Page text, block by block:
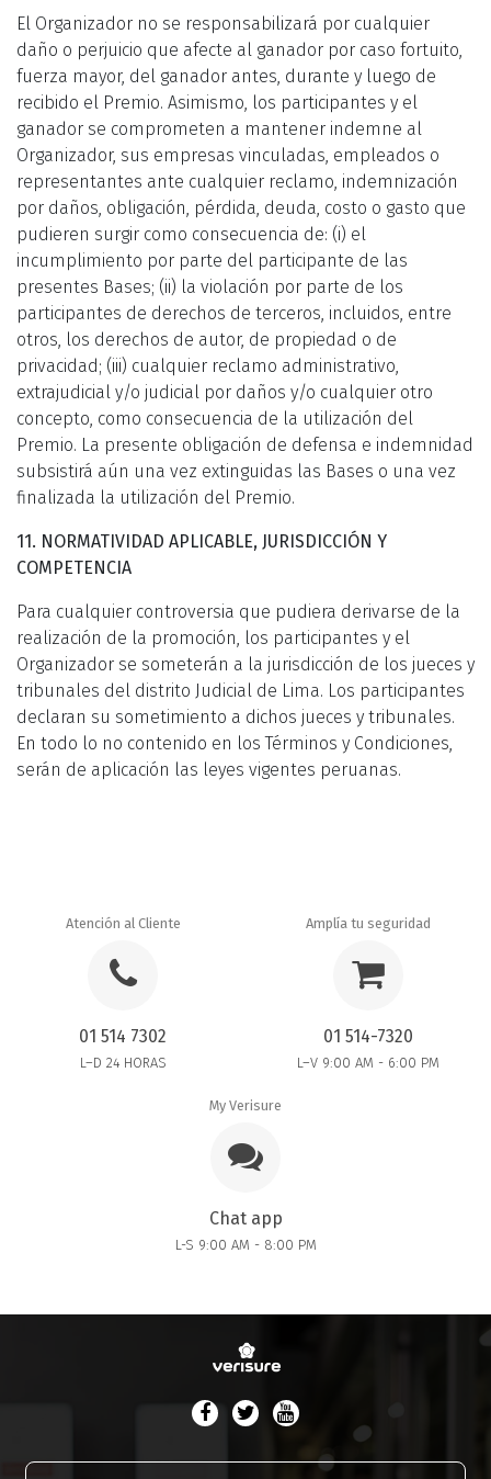
El Organizador no se responsabilizará por cualquier
daño o perjuicio que afecte al ganador por caso fortuito,
fuerza mayor, del ganador antes, durante y luego de
recibido el Premio. Asimismo, los participantes y el
ganador se comprometen a mantener indemne al
Organizador, sus empresas vinculadas, empleados o
representantes ante cualquier reclamo, indemnización
por daños, obligación, pérdida, deuda, costo o gasto que
pudieren surgir como consecuencia de: (i) el
incumplimiento por parte del participante de las
presentes Bases; (ii) la violación por parte de los
participantes de derechos de terceros, incluidos, entre
otros, los derechos de autor, de propiedad o de
privacidad; (iii) cualquier reclamo administrativo,
extrajudicial y/o judicial por daños y/o cualquier otro
concepto, como consecuencia de la utilización del
Premio. La presente obligación de defensa e indemnidad
subsistirá aún una vez extinguidas las Bases o una vez
finalizada la utilización del Premio.
11. NORMATIVIDAD APLICABLE, JURISDICCIÓN Y
COMPETENCIA
Para cualquier controversia que pudiera derivarse de la
realización de la promoción, los participantes y el
Organizador se someterán a la jurisdicción de los jueces y
tribunales del distrito Judicial de Lima. Los participantes
declaran su sometimiento a dichos jueces y tribunales.
En todo lo no contenido en los Términos y Condiciones,
serán de aplicación las leyes vigentes peruanas.
Atención al Cliente
01 514 7302
L–D 24 HORAS
Amplía tu seguridad
01 514-7320
L–V 9:00 AM - 6:00 PM
My Verisure
Chat app
L-S 9:00 AM - 8:00 PM